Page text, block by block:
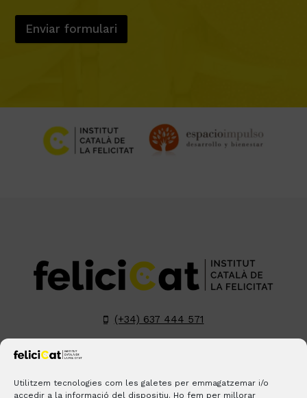
Utilitzem tecnologies com les galetes per emmagatzemar i/o
accedir a la informació del dispositiu. Ho fem per millorar
Enviar formulari
(+34) 637 444 571
hola@felicicat.cat
LinkedInYouTube Pinterest